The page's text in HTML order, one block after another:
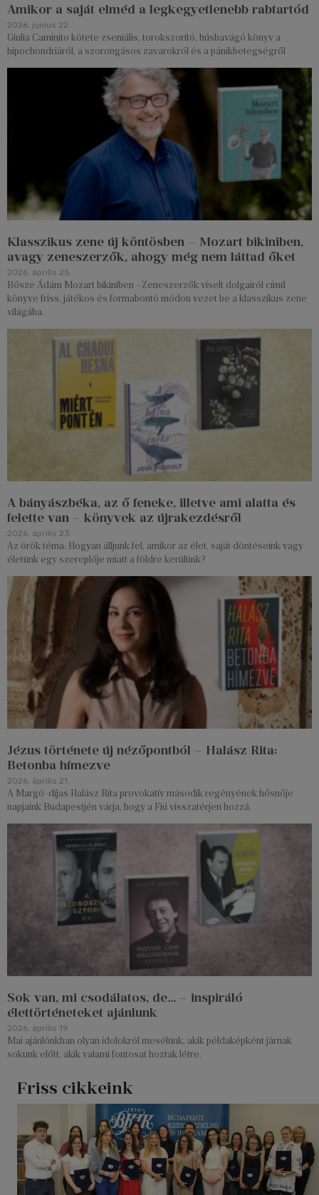
Amikor a saját elméd a legkegyetlenebb rabtartód
2026. június 22.
Giulia Caminito kötete zseniális, torokszorító, húsbavágó könyv a
hipochondriáról, a szorongásos zavarokról és a pánikbetegségről
Klasszikus zene új köntösben – Mozart bikiniben,
avagy zeneszerzők, ahogy még nem láttad őket
2026. április 25.
Bősze Ádám Mozart bikiniben –Zeneszerzők viselt dolgairól című
könyve friss, játékos és formabontó módon vezet be a klasszikus zene
világába.
A bányászbéka, az ő feneke, illetve ami alatta és
felette van – könyvek az újrakezdésről
2026. április 23.
Az örök téma: Hogyan álljunk fel, amikor az élet, saját döntéseink vagy
életünk egy szereplője miatt a földre kerülünk?
Jézus története új nézőpontból – Halász Rita:
Betonba hímezve
2026. április 21.
A Margó-díjas Halász Rita provokatív második regényének hősnője
napjaink Budapestjén várja, hogy a Fiú visszatérjen hozzá.
Sok van, mi csodálatos, de… – inspiráló
élettörténeteket ajánlunk
2026. április 19.
Mai ajánlónkban olyan idolokról mesélünk, akik példaképként járnak
sokunk előtt, akik valami fontosat hoztak létre.
Friss cikkeink